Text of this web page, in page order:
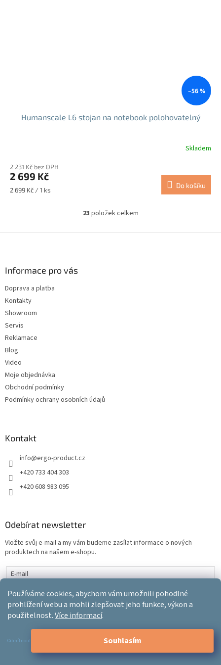
Používáme cookies, abychom vám umožnili pohodlné
prohlížení webu a mohli zlepšovat jeho funkce, výkon a
použitelnost.Více informací.
Odmítnout Souhlasím
–56 %
Humanscale L6 stojan na notebook polohovatelný
Skladem
2 231 Kč bez DPH
2 699 Kč
Měrná
2 699 Kč / 1 ks
Do košíku
O
l
23 položek celkem
Informace pro vás
Doprava a platba
Kontakty
Showroom
Servis
Reklamace
Blog
Video
Moje objednávka
Obchodní podmínky
Podmínky ochrany osobních údajů
Kontakt
info@ergo-product.cz
+420 733 404 303
+420 608 983 095
Odebírat newsletter
Vložte svůj e-mail a my vám budeme zasílat informace o nových
produktech na našem e-shopu.
E-mail
Vložením e-mailu souhlasíte spodmínkami ochrany osobních údajů
PŘIHLÁSIT SE